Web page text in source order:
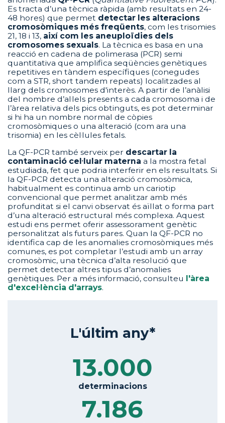
Es tracta d’una tècnica ràpida (amb resultats en 24-
48 hores) que permet detectar les alteracions
cromosòmiques més freqüents, com les trisomies
21, 18 i 13, així com les aneuploïdies dels
cromosomes sexuals. La tècnica es basa en una
reacció en cadena de polimerasa (PCR) semi
quantitativa que amplifica seqüències genètiques
repetitives en tàndem específiques (conegudes
com a STR, short tandem repeats) localitzades al
llarg dels cromosomes d'interès. A partir de l’anàlisi
del nombre d’al·lels presents a cada cromosoma i de
l’àrea relativa dels pics obtinguts, es pot determinar
si hi ha un nombre normal de còpies
cromosòmiques o una alteració (com ara una
trisomia) en les cèl·lules fetals.
La QF-PCR també serveix per descartar la
contaminació cel·lular materna a la mostra fetal
estudiada, fet que podria interferir en els resultats. Si
la QF-PCR detecta una alteració cromosòmica,
habitualment es continua amb un cariotip
convencional que permet analitzar amb més
profunditat si el canvi observat és aïllat o forma part
d’una alteració estructural més complexa. Aquest
estudi ens permet oferir assessorament genètic
personalitzat als futurs pares. Quan la QF-PCR no
identifica cap de les anomalies cromosòmiques més
comunes, es pot completar l’estudi amb un array
cromosòmic, una tècnica d’alta resolució que
permet detectar altres tipus d’anomalies
genètiques. Per a més informació, consulteu l'àrea
d'excel·lència d'arrays.
L'últim any*
13.000
determinacions
7.186